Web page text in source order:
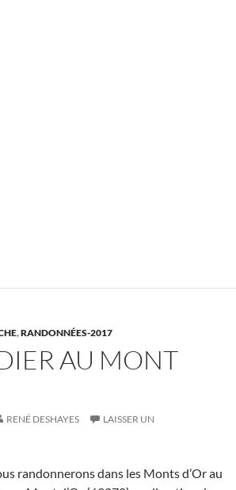
,RANDONNÉES-2017
AU MONT
RENÉ DESHAYES
LAISSER UN
randonnerons dans les Monts d’Or au